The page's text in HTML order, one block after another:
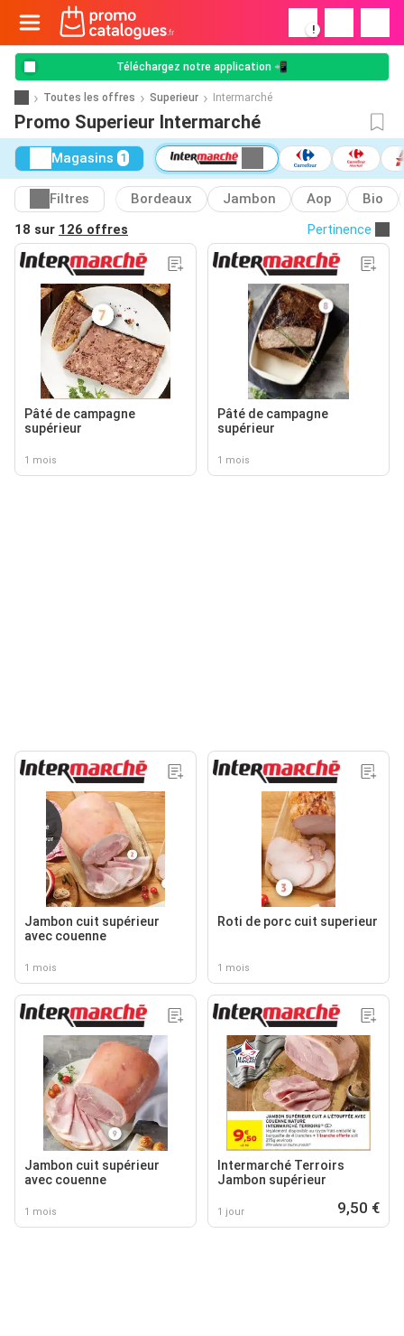
!
Téléchargez notre application 📲
Toutes les offres Superieur Intermarché
Promo Superieur Intermarché
Magasins 1
Filtres Bordeaux Jambon Aop
Bio
18 sur 126 offres Pertinence
Pâté de campagne
supérieur
1 mois
Pâté de campagne
supérieur
1 mois
Jambon cuit supérieur
avec couenne
1 mois
Roti de porc cuit superieur
1 mois
Jambon cuit supérieur
avec couenne
1 mois
Intermarché Terroirs
Jambon supérieur
1 jour 9,50 €